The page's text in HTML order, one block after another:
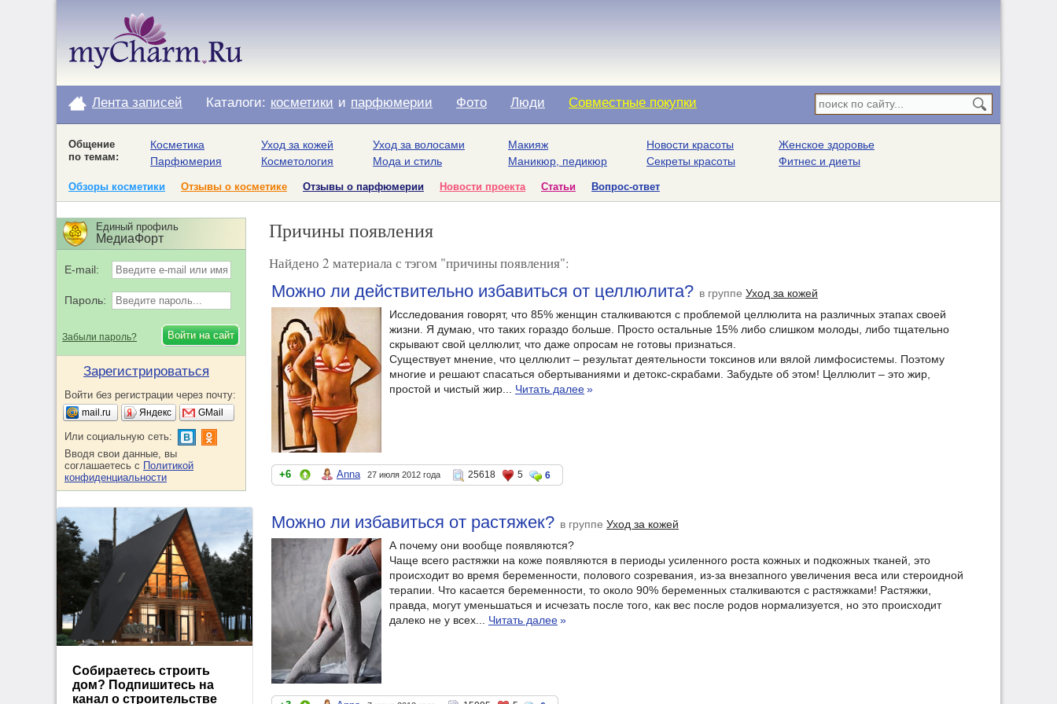
Лента записей Каталоги: косметики и парфюмерии Фото Люди Совместные покупки
Общение
по темам:
Косметика
Парфюмерия
Уход за кожей
Косметология
Уход за волосами
Мода и стиль
Макияж
Маникюр, педикюр
Новости красоты
Секреты красоты
Женское здоровье
Фитнес и диеты
Обзоры косметики Отзывы о косметике Отзывы о парфюмерии Новости проекта Статьи Вопрос-ответ
Причины появления
Найдено 2 материала с тэгом "причины появления":
Можно ли действительно избавиться от целлюлита? в группе Уход за кожей
Исследования говорят, что 85% женщин сталкиваются с проблемой целлюлита на различных этапах своей
жизни. Я думаю, что таких гораздо больше. Просто остальные 15% либо слишком молоды, либо тщательно
скрывают свой целлюлит, что даже опросам не готовы признаться.
Существует мнение, что целлюлит – результат деятельности токсинов или вялой лимфосистемы. Поэтому
многие и решают спасаться обертываниями и детокс-скрабами. Забудьте об этом! Целлюлит – это жир,
простой и чистый жир... Читать далее»
+6 Anna 27 июля 2012 года 25618 5 6
Можно ли избавиться от растяжек? в группе Уход за кожей
А почему они вообще появляются?
Чаще всего растяжки на коже появляются в периоды усиленного роста кожных и подкожных тканей, это
происходит во время беременности, полового созревания, из-за внезапного увеличения веса или стероидной
терапии. Что касается беременности, то около 90% беременных сталкиваются с растяжками! Растяжки,
правда, могут уменьшаться и исчезать после того, как вес после родов нормализуется, но это происходит
далеко не у всех... Читать далее»
Единый профиль
МедиаФорт
E-mail:
Пароль:
Забыли пароль?
Зарегистрироваться
Войти без регистрации через почту:
mail.ru Яндекс GMail
Или социальную сеть:
Вводя свои данные, вы
соглашаетесь с Политикой
конфиденциальности
Собираетесь строить
дом? Подпишитесь на
канал о строительстве